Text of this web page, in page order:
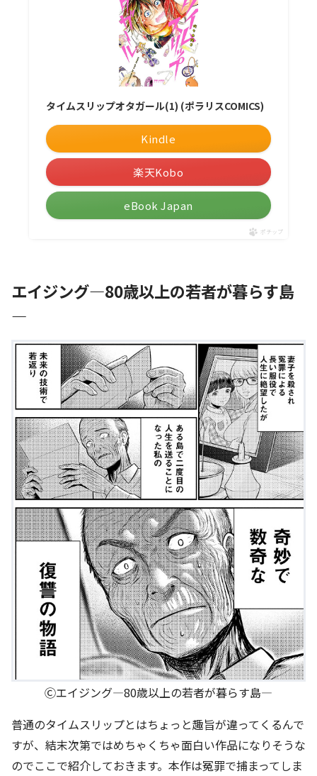
タイムスリップオタガール(1) (ポラリスCOMICS)
Kindle
楽天Kobo
eBook Japan
ポチップ
エイジング―80歳以上の若者が暮らす島
―
Ⓒエイジング―80歳以上の若者が暮らす島―
普通のタイムスリップとはちょっと趣旨が違ってくるんで
すが、結末次第ではめちゃくちゃ面白い作品になりそうな
のでここで紹介しておきます。本作は冤罪で捕まってしま